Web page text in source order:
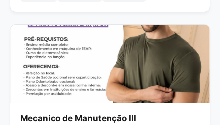
Mecanico de Manutenção III